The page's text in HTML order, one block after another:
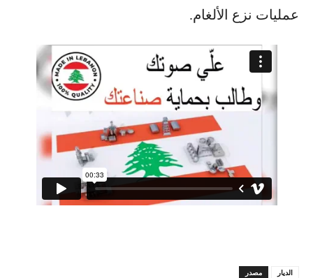
عمليات نزع الألغام.
مصدر الديار